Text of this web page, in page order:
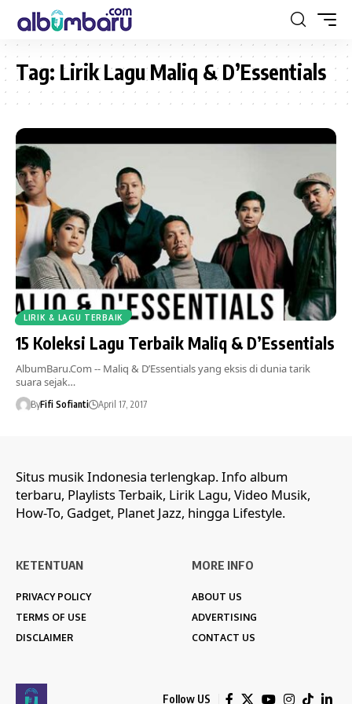
Tag: Lirik Lagu Maliq & D’Essentials
LIRIK & LAGU TERBAIK
15 Koleksi Lagu Terbaik Maliq & D’Essentials
AlbumBaru.Com -- Maliq & D’Essentials yang eksis di dunia tarik
suara sejak…
ByFifi Sofianti April 17, 2017
Situs musik Indonesia terlengkap. Info album
terbaru, Playlists Terbaik, Lirik Lagu, Video Musik,
How-To, Gadget, Planet Jazz, hingga Lifestyle.
KETENTUAN
PRIVACY POLICY
TERMS OF USE
DISCLAIMER
MORE INFO
ABOUT US
ADVERTISING
CONTACT US
Follow US